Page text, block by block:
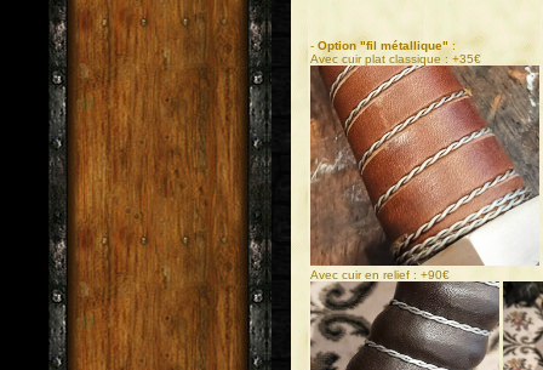
- Option "fil métallique":
Avec cuir plat classique : +35€
Avec cuir en relief : +90€